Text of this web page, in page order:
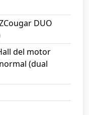
DUO
del motor
(dual